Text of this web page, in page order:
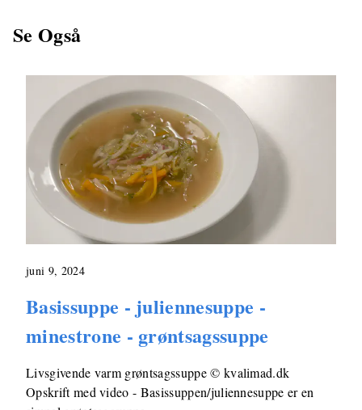
Se Også
juni 9, 2024
Basissuppe - juliennesuppe -
minestrone - grøntsagssuppe
Livsgivende varm grøntsagssuppe © kvalimad.dk
Opskrift med video - Basissuppen/juliennesuppe er en